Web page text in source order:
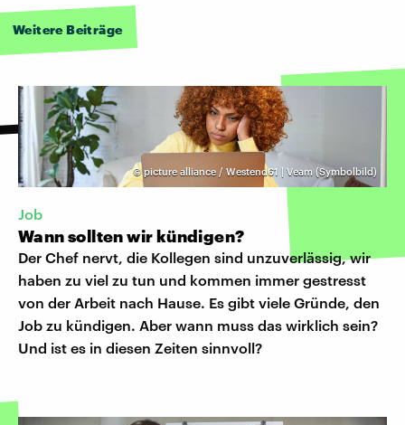
Weitere Beiträge
©picture alliance / Westend61 | Veam (Symbolbild)
Job
Wann sollten wir kündigen?
Der Chef nervt, die Kollegen sind unzuverlässig, wir
haben zu viel zu tun und kommen immer gestresst
von der Arbeit nach Hause. Es gibt viele Gründe, den
Job zu kündigen. Aber wann muss das wirklich sein?
Und ist es in diesen Zeiten sinnvoll?